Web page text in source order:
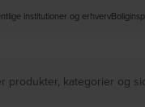
institutioner og erhverv